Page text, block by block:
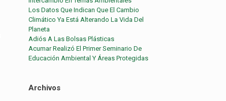
Los Datos Que Indican Que El Cambio
Climático Ya Está Alterando La Vida Del
Planeta
Adiós A Las Bolsas Plásticas
Acumar Realizó El Primer Seminario De
Educación Ambiental Y Áreas Protegidas
Archivos